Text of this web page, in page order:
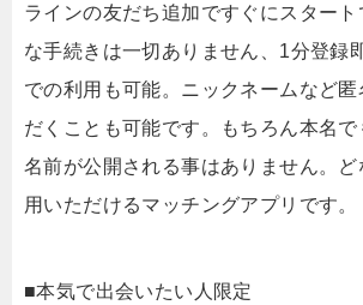
ラインの友だち追加ですぐにスタート
な手続きは一切ありません、1分登録
での利用も可能。ニックネームなど匿
だくことも可能です。もちろん本名
名前が公開される事はありません。ど
用いただけるマッチングアプリです。
■本気で出会いたい人限定